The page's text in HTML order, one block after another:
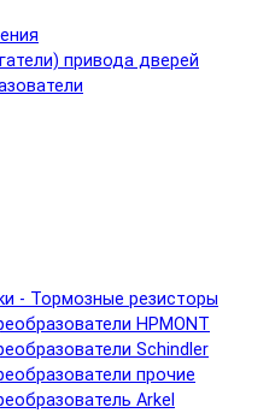
привода дверей
- Тормозные резисторы
HPMONT
Schindler
прочие
Arkel